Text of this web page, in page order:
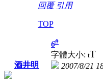
回覆 引用
TOP
酒井明
6#
字體大小: tT
2007/8/21